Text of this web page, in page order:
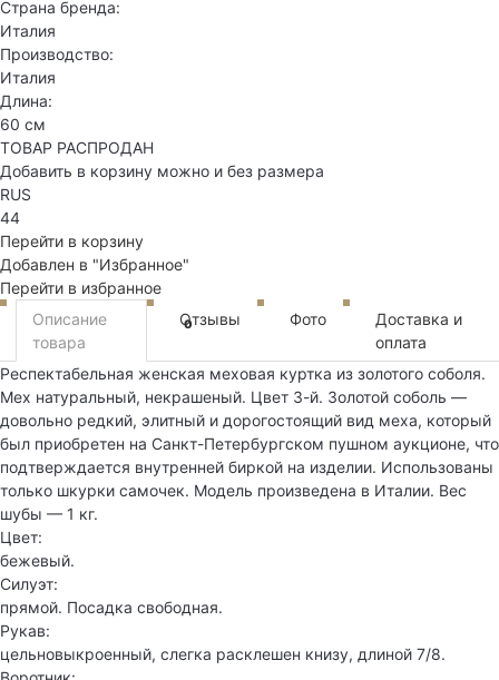
Страна бренда:
Италия
Производство:
Италия
Длина:
60 см
ТОВАР РАСПРОДАН
Добавить в корзину можно и без размера
RUS
44
Перейти в корзину
Добавлен в "Избранное"
Перейти в избранное
Описание
товара
Отзывы
0 Фото
Доставка и
оплата
Респектабельная женская меховая куртка из золотого соболя.
Мех натуральный, некрашеный. Цвет 3-й. Золотой соболь —
довольно редкий, элитный и дорогостоящий вид меха, который
был приобретен на Санкт-Петербургском пушном аукционе, что
подтверждается внутренней биркой на изделии. Использованы
только шкурки самочек. Модель произведена в Италии. Вес
шубы — 1 кг.
Цвет:
бежевый.
Силуэт:
прямой. Посадка свободная.
Рукав:
цельновыкроенный, слегка расклешен книзу, длиной 7/8.